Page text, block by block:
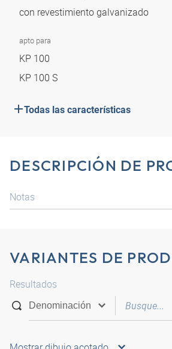
con revestimiento galvanizado
apto para
KP 100
KP 100 S
Todas las características
DESCRIPCIÓN DE
Notas
VARIANTES DE
Resultados